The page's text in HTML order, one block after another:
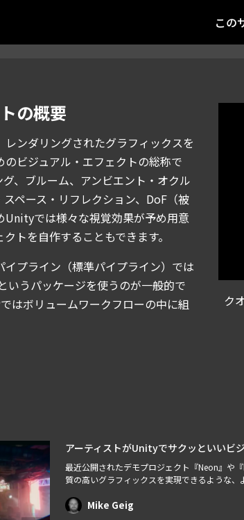
この
ク
の概要
ンダリングされたグラフィックスを
のビジュアル・エフェクトの総称で
、ブルーム、アンビエント・オクル
ペース・リフレクション、DoF（被
Unityでは様々な視覚効果が予め用意
トを自作することもできます。
プライン（標準パイプライン）では
いうパッケージを使うのが一般的で
はボリュームワークフローの中に組
アーティストがUnityでサクッといいビ
最近公開されたデモプロジェクト『Neon』や
質の高いグラフィックスを実現できるような
シングスタック、ライティング、高画質…
Mike Geig